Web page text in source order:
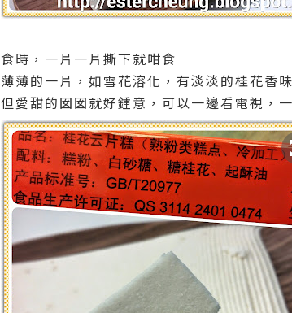
食時，一片一片撕下就咁食
薄薄的一片，如雪花溶化，有淡淡的桂花香
但愛甜的囡囡就好鍾意，可以一邊看電視，